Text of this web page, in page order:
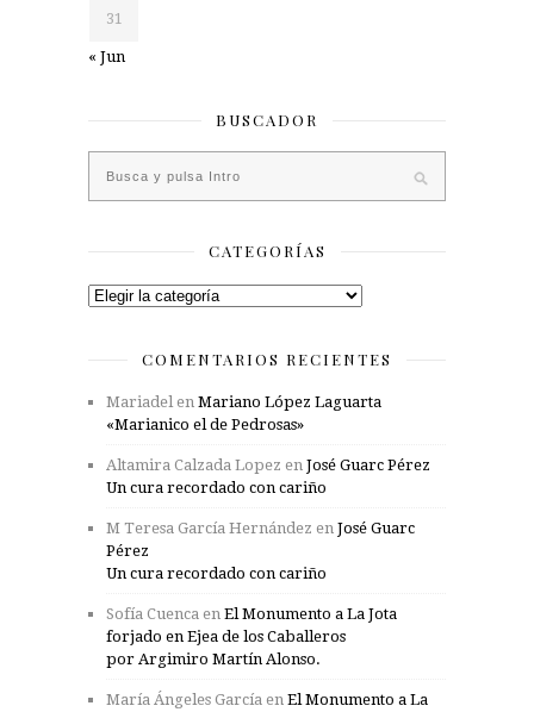
31
« Jun
BUSCADOR
CATEGORÍAS
Categorías
COMENTARIOS RECIENTES
Mariadelen Mariano López Laguarta
«Marianico el de Pedrosas»
Altamira Calzada Lopez en José Guarc Pérez
Un cura recordado con cariño
M Teresa García Hernández en José Guarc
Pérez
Un cura recordado con cariño
Sofía Cuenca en El Monumento a La Jota
forjado en Ejea de los Caballeros
por Argimiro Martín Alonso.
María Ángeles García en El Monumento a La